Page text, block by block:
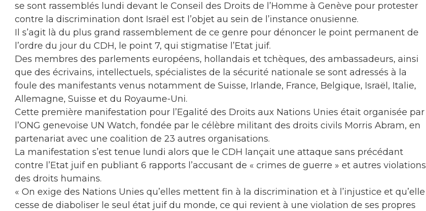
se sont rassemblés lundi devant le Conseil des Droits de l’Homme à Genève pour protester
contre la discrimination dont Israël est l’objet au sein de l’instance onusienne.
Il s’agit là du plus grand rassemblement de ce genre pour dénoncer le point permanent de
l’ordre du jour du CDH, le point 7, qui stigmatise l’Etat juif.
Des membres des parlements européens, hollandais et tchèques, des ambassadeurs, ainsi
que des écrivains, intellectuels, spécialistes de la sécurité nationale se sont adressés à la
foule des manifestants venus notamment de Suisse, Irlande, France, Belgique, Israël, Italie,
Allemagne, Suisse et du Royaume-Uni.
Cette première manifestation pour l’Egalité des Droits aux Nations Unies était organisée par
l’ONG genevoise UN Watch, fondée par le célèbre militant des droits civils Morris Abram, en
partenariat avec une coalition de 23 autres organisations.
La manifestation s’est tenue lundi alors que le CDH lançait une attaque sans précédant
contre l’Etat juif en publiant 6 rapports l’accusant de « crimes de guerre » et autres violations
des droits humains.
« On exige des Nations Unies qu’elles mettent fin à la discrimination et à l’injustice et qu’elle
cesse de diaboliser le seul état juif du monde, ce qui revient à une violation de ses propres